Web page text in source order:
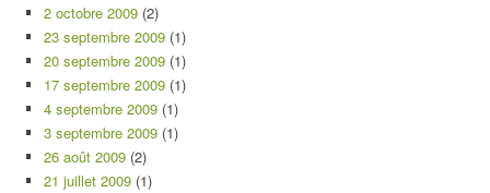
2 octobre 2009 (2)
23 septembre 2009 (1)
20 septembre 2009 (1)
17 septembre 2009 (1)
4 septembre 2009 (1)
3 septembre 2009 (1)
26 août 2009 (2)
21 juillet 2009 (1)